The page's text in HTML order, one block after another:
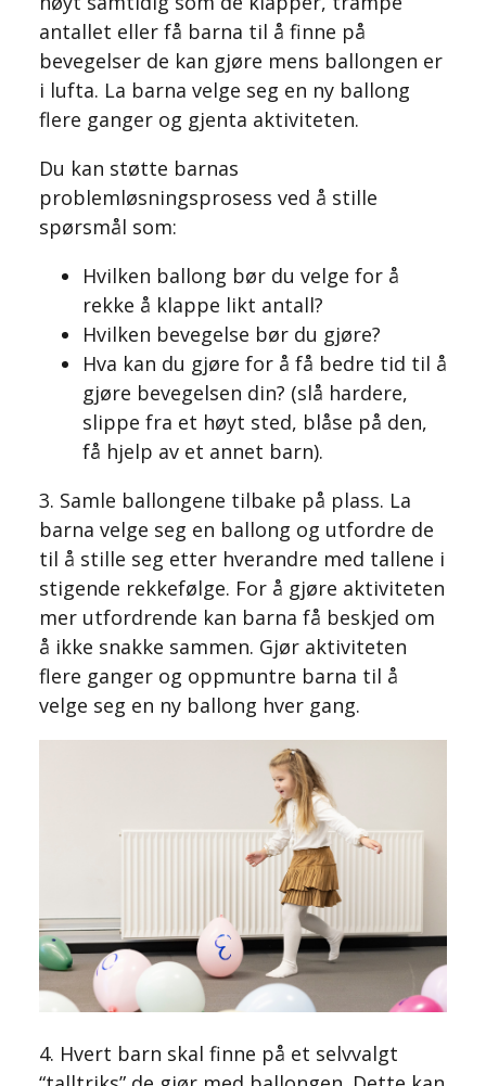
antallet eller få barna til å finne på
bevegelser de kan gjøre mens ballongen er
i lufta. La barna velge seg en ny ballong
flere ganger og gjenta aktiviteten.
Du kan støtte barnas
problemløsningsprosess ved å stille
spørsmål som:
Hvilken ballong bør du velge for å
rekke å klappe likt antall?
Hvilken bevegelse bør du gjøre?
Hva kan du gjøre for å få bedre tid til å
gjøre bevegelsen din? (slå hardere,
slippe fra et høyt sted, blåse på den,
få hjelp av et annet barn).
3. Samle ballongene tilbake på plass. La
barna velge seg en ballong og utfordre de
til å stille seg etter hverandre med tallene i
stigende rekkefølge. For å gjøre aktiviteten
mer utfordrende kan barna få beskjed om
å ikke snakke sammen. Gjør aktiviteten
flere ganger og oppmuntre barna til å
velge seg en ny ballong hver gang.
4. Hvert barn skal finne på et selvvalgt